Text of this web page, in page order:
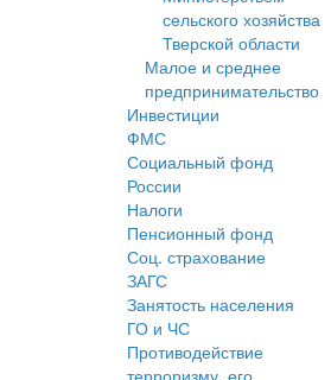
сельского хозяйства
Тверской области
Малое и среднее
предпринимательство
Инвестиции
ФМС
Социальный фонд
России
Налоги
Пенсионный фонд
Соц. страхование
ЗАГС
Занятость населения
ГО и ЧС
Противодействие